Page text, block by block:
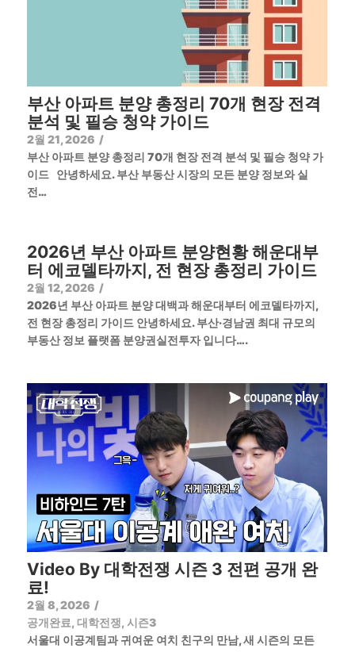
부산 아파트 분양 총정리 70개 현장 전격
분석 및 필승 청약 가이드
2월 21, 2026 /
부산 아파트 분양 총정리 70개 현장 전격 분석 및 필승 청약 가
이드 안녕하세요. 부산 부동산 시장의 모든 분양 정보와 실
전…
2026년 부산 아파트 분양현황 해운대부
터 에코델타까지, 전 현장 총정리 가이드
2월 12, 2026 /
2026년 부산 아파트 분양 대백과 해운대부터 에코델타까지,
전 현장 총정리 가이드 안녕하세요. 부산·경남권 최대 규모의
부동산 정보 플랫폼 분양권실전투자 입니다….
Video By 대학전쟁 시즌 3 전편 공개 완
료!
2월 8, 2026 /
공개완료, 대학전쟁, 시즌3
서울대 이공계팀과 귀여운 여치 친구의 만남, 새 시즌의 모든